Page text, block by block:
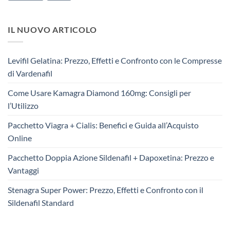
IL NUOVO ARTICOLO
Levifil Gelatina: Prezzo, Effetti e Confronto con le Compresse
di Vardenafil
Come Usare Kamagra Diamond 160mg: Consigli per
l’Utilizzo
Pacchetto Viagra + Cialis: Benefici e Guida all’Acquisto
Online
Pacchetto Doppia Azione Sildenafil + Dapoxetina: Prezzo e
Vantaggi
Stenagra Super Power: Prezzo, Effetti e Confronto con il
Sildenafil Standard